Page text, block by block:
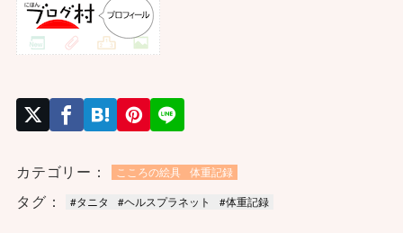
カテゴリー： こころの絵具 体重記録
タグ： #タニタ #ヘルスプラネット #体重記録